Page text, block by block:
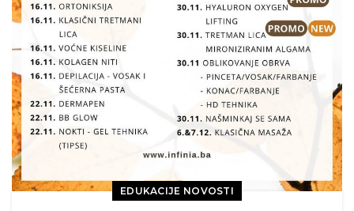
EDUKACIJE NOVOSTI